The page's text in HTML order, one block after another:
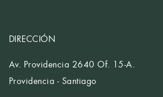
DIRECCIÓN
Av. Providencia 2640 Of. 15-A.
Providencia - Santiago